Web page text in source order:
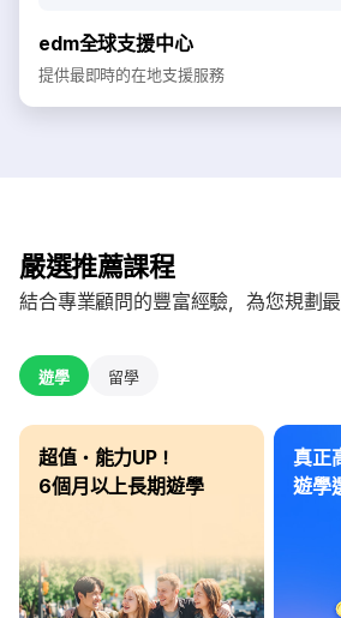
edm全球支援中心
提供最即時的在地支援服務
嚴選推薦課程
結合專業顧問的豐富經驗，為您規劃
遊學 留學
超值・能力UP！
6個月以上長期遊學
真正
遊學